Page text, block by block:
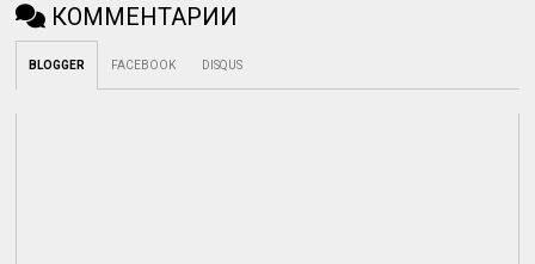
КОММЕНТАРИИ
BLOGGER FACEBOOK DISQUS